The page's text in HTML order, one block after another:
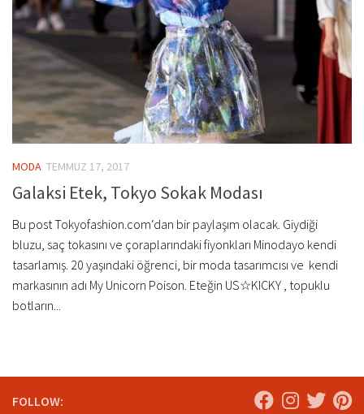
MODA TEMMUZ 17, 2017
Galaksi Etek, Tokyo Sokak Modası
Bu post Tokyofashion.com‘dan bir paylaşım olacak. Giydiği
bluzu, saç tokasını ve çoraplarındaki fiyonkları Minodayo kendi
tasarlamış. 20 yaşındaki öğrenci, bir moda tasarımcısı ve kendi
markasının adı My Unicorn Poison. Eteğin US☆KICKY , topuklu
botların...
FOLLOW: